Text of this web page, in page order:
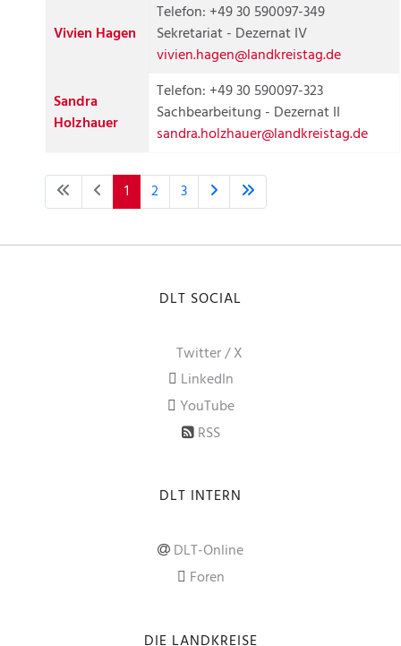
Vivien Hagen
Telefon: +49 30 590097-349
Sekretariat - Dezernat IV
vivien.hagen@landkreistag.de
Sandra
Holzhauer
Telefon: +49 30 590097-323
Sachbearbeitung - Dezernat II
sandra.holzhauer@landkreistag.de
1 2 3
DLT SOCIAL
Twitter / X
LinkedIn
YouTube
RSS
DLT INTERN
DLT-Online
Foren
DIE LANDKREISE